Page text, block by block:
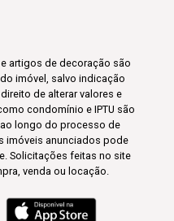
artigos de decoração são
imóvel, salvo indicação
de alterar valores e
condomínio e IPTU são
longo do processo de
imóveis anunciados pode
Solicitações feitas no site
venda ou locação.